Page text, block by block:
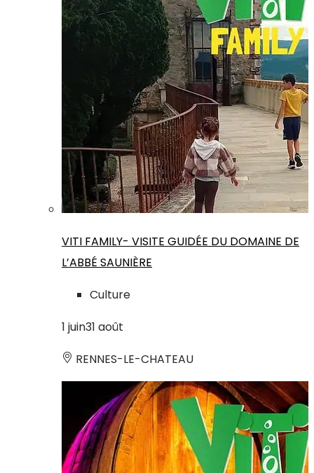
VITI FAMILY- VISITE GUIDÉE DU DOMAINE DE
L’ABBÉ SAUNIÈRE
Culture
1 juin31 août
RENNES-LE-CHATEAU